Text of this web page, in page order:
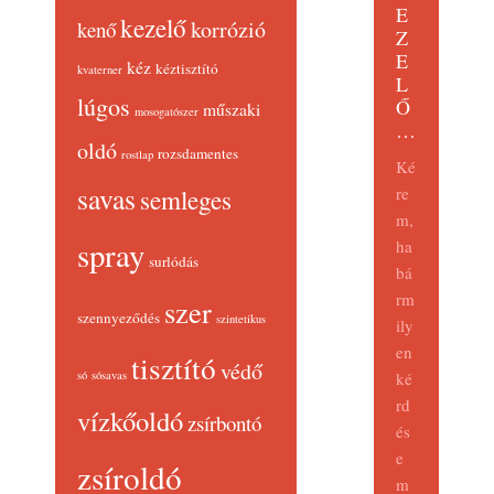
kenőkezelőkorrózió
kvaterner kéz kéztisztító
lúgos mosogatószer műszaki
oldó rostlap rozsdamentes
savas semleges
spray surlódás
szennyeződés szer szintetikus
só sósavas tisztítóvédő
vízkőoldó zsírbontó
zsíroldó
E
Z
E
L
Ő
…
Ké
re
m,
ha
bá
rm
ily
en
ké
rd
és
e
m